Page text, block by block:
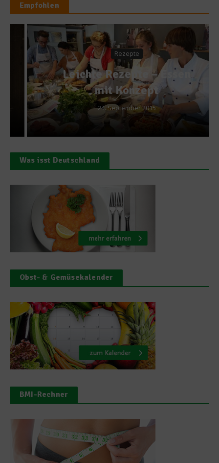
Empfohlen
Rezepte
Leichte Rezepte – Essen
mit Konzept
24. September 2015
Was isst Deutschland
Obst- & Gemüsekalender
BMI-Rechner